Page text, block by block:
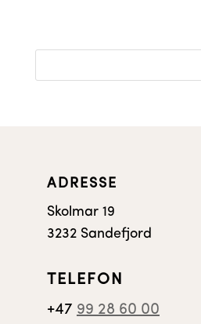
ADRESSE
Skolmar 19
3232 Sandefjord
TELEFON
+47 99 28 60 00